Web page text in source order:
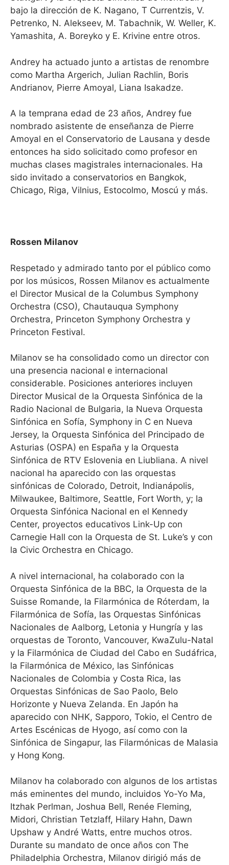
bajo la dirección de K. Nagano, T Currentzis, V.
Petrenko, N. Alekseev, M. Tabachnik, W. Weller, K.
Yamashita, A. Boreyko y E. Krivine entre otros.
Andrey ha actuado junto a artistas de renombre
como Martha Argerich, Julian Rachlin, Boris
Andrianov, Pierre Amoyal, Liana Isakadze.
A la temprana edad de 23 años, Andrey fue
nombrado asistente de enseñanza de Pierre
Amoyal en el Conservatorio de Lausana y desde
entonces ha sido solicitado como profesor en
muchas clases magistrales internacionales. Ha
sido invitado a conservatorios en Bangkok,
Chicago, Riga, Vilnius, Estocolmo, Moscú y más.
Rossen Milanov
Respetado y admirado tanto por el público como
por los músicos, Rossen Milanov es actualmente
el Director Musical de la Columbus Symphony
Orchestra (CSO), Chautauqua Symphony
Orchestra, Princeton Symphony Orchestra y
Princeton Festival.
Milanov se ha consolidado como un director con
una presencia nacional e internacional
considerable. Posiciones anteriores incluyen
Director Musical de la Orquesta Sinfónica de la
Radio Nacional de Bulgaria, la Nueva Orquesta
Sinfónica en Sofía, Symphony in C en Nueva
Jersey, la Orquesta Sinfónica del Principado de
Asturias (OSPA) en España y la Orquesta
Sinfónica de RTV Eslovenia en Liubliana. A nivel
nacional ha aparecido con las orquestas
sinfónicas de Colorado, Detroit, Indianápolis,
Milwaukee, Baltimore, Seattle, Fort Worth, y; la
Orquesta Sinfónica Nacional en el Kennedy
Center, proyectos educativos Link-Up con
Carnegie Hall con la Orquesta de St. Luke’s y con
la Civic Orchestra en Chicago.
A nivel internacional, ha colaborado con la
Orquesta Sinfónica de la BBC, la Orquesta de la
Suisse Romande, la Filarmónica de Róterdam, la
Filarmónica de Sofía, las Orquestas Sinfónicas
Nacionales de Aalborg, Letonia y Hungría y las
orquestas de Toronto, Vancouver, KwaZulu-Natal
y la Filarmónica de Ciudad del Cabo en Sudáfrica,
la Filarmónica de México, las Sinfónicas
Nacionales de Colombia y Costa Rica, las
Orquestas Sinfónicas de Sao Paolo, Belo
Horizonte y Nueva Zelanda. En Japón ha
aparecido con NHK, Sapporo, Tokio, el Centro de
Artes Escénicas de Hyogo, así como con la
Sinfónica de Singapur, las Filarmónicas de Malasia
y Hong Kong.
Milanov ha colaborado con algunos de los artistas
más eminentes del mundo, incluidos Yo-Yo Ma,
Itzhak Perlman, Joshua Bell, Renée Fleming,
Midori, Christian Tetzlaff, Hilary Hahn, Dawn
Upshaw y André Watts, entre muchos otros.
Durante su mandato de once años con The
Philadelphia Orchestra, Milanov dirigió más de